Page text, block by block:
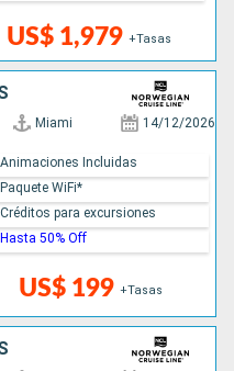
US$ 1,979 +Tasas
Miami 14/12/2026
US$ 199 +Tasas
Animaciones Incluidas
Paquete WiFi*
Créditos para excursiones
Hasta 50% Off